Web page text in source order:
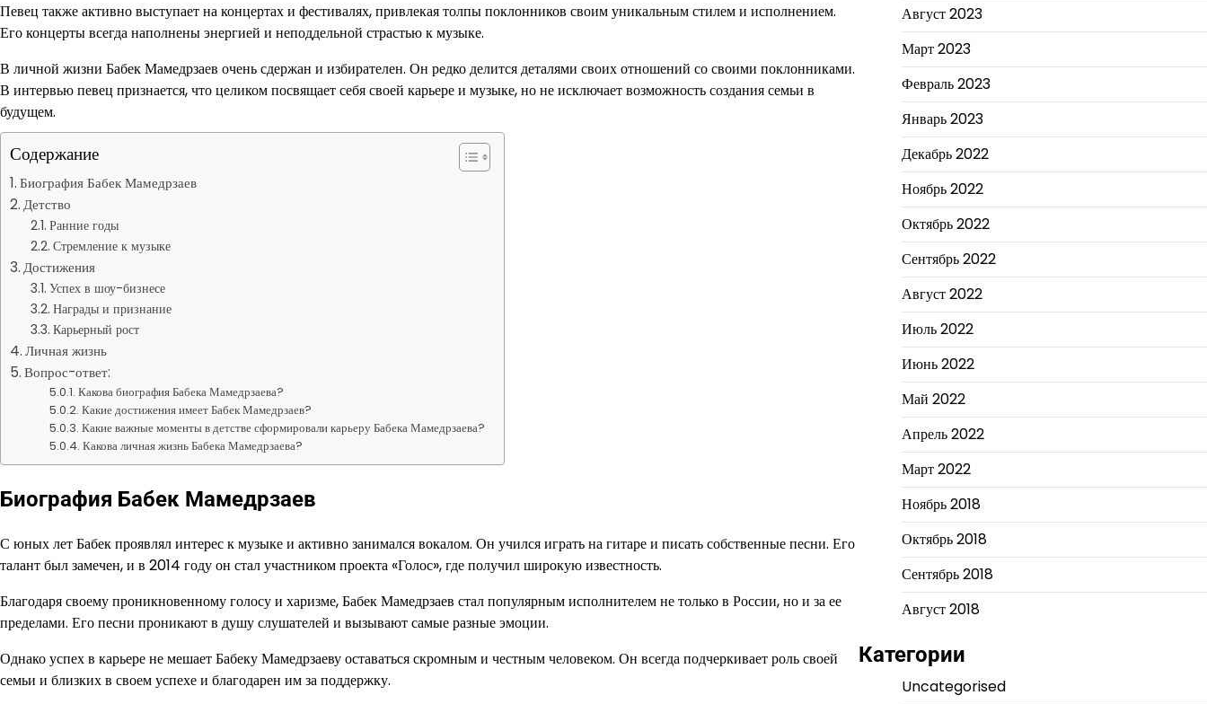
Певец также активно выступает на концертах и фестивалях, привлекая толпы поклонников своим уникальным стилем и исполнением.
Его концерты всегда наполнены энергией и неподдельной страстью к музыке.
В личной жизни Бабек Мамедрзаев очень сдержан и избирателен. Он редко делится деталями своих отношений со своими поклонниками.
В интервью певец признается, что целиком посвящает себя своей карьере и музыке, но не исключает возможность создания семьи в
будущем.
Содержание
Биография Бабек Мамедрзаев
Детство
Ранние годы
Стремление к музыке
Достижения
Успех в шоу-бизнесе
Награды и признание
Карьерный рост
Личная жизнь
Вопрос-ответ:
Какова биография Бабека Мамедрзаева?
Какие достижения имеет Бабек Мамедрзаев?
Какие важные моменты в детстве сформировали карьеру Бабека Мамедрзаева?
Какова личная жизнь Бабека Мамедрзаева?
Биография Бабек Мамедрзаев
С юных лет Бабек проявлял интерес к музыке и активно занимался вокалом. Он учился играть на гитаре и писать собственные песни. Его
талант был замечен, и в 2014 году он стал участником проекта «Голос», где получил широкую известность.
Благодаря своему проникновенному голосу и харизме, Бабек Мамедрзаев стал популярным исполнителем не только в России, но и за ее
пределами. Его песни проникают в душу слушателей и вызывают самые разные эмоции.
Однако успех в карьере не мешает Бабеку Мамедрзаеву оставаться скромным и честным человеком. Он всегда подчеркивает роль своей
семьи и близких в своем успехе и благодарен им за поддержку.
Август 2023
Март 2023
Февраль 2023
Январь 2023
Декабрь 2022
Ноябрь 2022
Октябрь 2022
Сентябрь 2022
Август 2022
Июль 2022
Июнь 2022
Май 2022
Апрель 2022
Март 2022
Ноябрь 2018
Октябрь 2018
Сентябрь 2018
Август 2018
Категории
Uncategorised